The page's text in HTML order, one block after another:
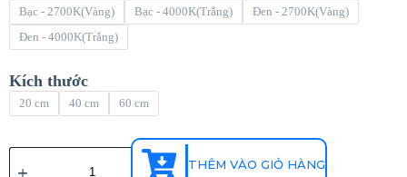
Bạc - 2700K(Vàng) Bạc - 4000K(Trắng)
Đen - 2700K(Vàng)
Đen - 4000K(Trắng)
Kích thước
20 cm 40 cm 60 cm
THÊM VÀO GIỎ HÀNG